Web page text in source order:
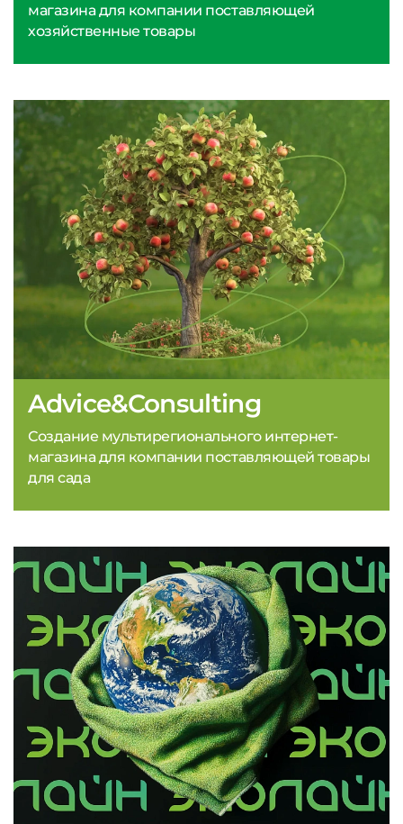
магазина для компании поставляющей
хозяйственные товары
Advice&Consulting
Создание мультирегионального интернет-
магазина для компании поставляющей товары
для сада